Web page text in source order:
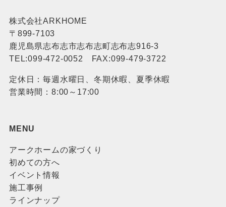
株式会社ARKHOME
〒899-7103
鹿児島県志布志市志布志町志布志916-3
TEL:099-472-0052 FAX:099-479-3722
定休日：毎週水曜日、冬期休暇、夏季休暇
営業時間：8:00～17:00
MENU
アークホームの家づくり
初めての方へ
イベント情報
施工事例
ラインナップ